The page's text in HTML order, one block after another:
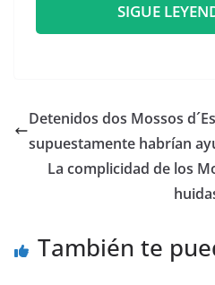
SIGUE
Detenidos dos Mossos
supuestamente habrían
La complicidad de los
También te